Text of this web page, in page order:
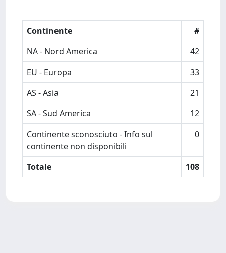
Continente
#
NA - Nord America
42
EU - Europa
33
AS - Asia
21
SA - Sud America
12
Continente sconosciuto - Info sul
continente non disponibili
0
Totale 108